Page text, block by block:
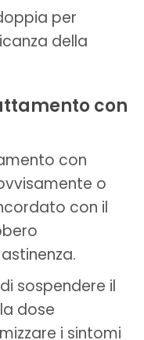
per
della
con
con
o
con il
sospendere il
dose
i sintomi